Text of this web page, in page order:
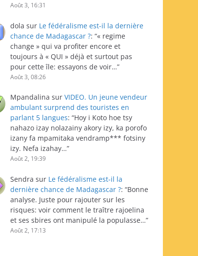
Août 3, 16:31
dola sur Le fédéralisme est-il la dernière
chance de Madagascar ?: “« regime
change » qui va profiter encore et
toujours à « QUI » déjà et surtout pas
pour cette île: essayons de voir…”
Août 3, 08:26
Mpandalina sur VIDEO. Un jeune vendeur
ambulant surprend des touristes en
parlant 5 langues: “Hoy i Koto hoe tsy
nahazo izay nolazainy akory izy, ka porofo
izany fa mpamitaka vendramp*** fotsiny
izy. Nefa izahay…”
Août 2, 19:39
Sendra sur Le fédéralisme est-il la
dernière chance de Madagascar ?: “Bonne
analyse. Juste pour rajouter sur les
risques: voir comment le traître rajoelina
et ses sbires ont manipulé la populasse…”
Août 2, 17:13